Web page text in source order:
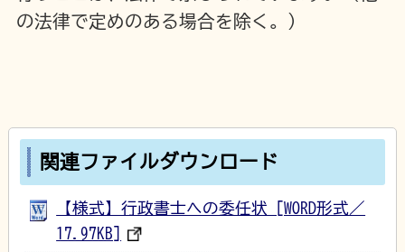
の法律で定めのある場合を除く。）
関連ファイルダウンロード
【様式】行政書士への委任状 [WORD形式／
17.97KB]